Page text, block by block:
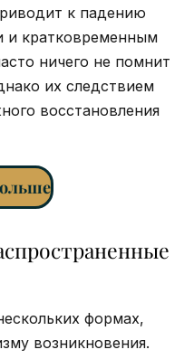
к падению
и кратковременным
ничего не помнит
их следствием
восстановления
формах,
возникновения.